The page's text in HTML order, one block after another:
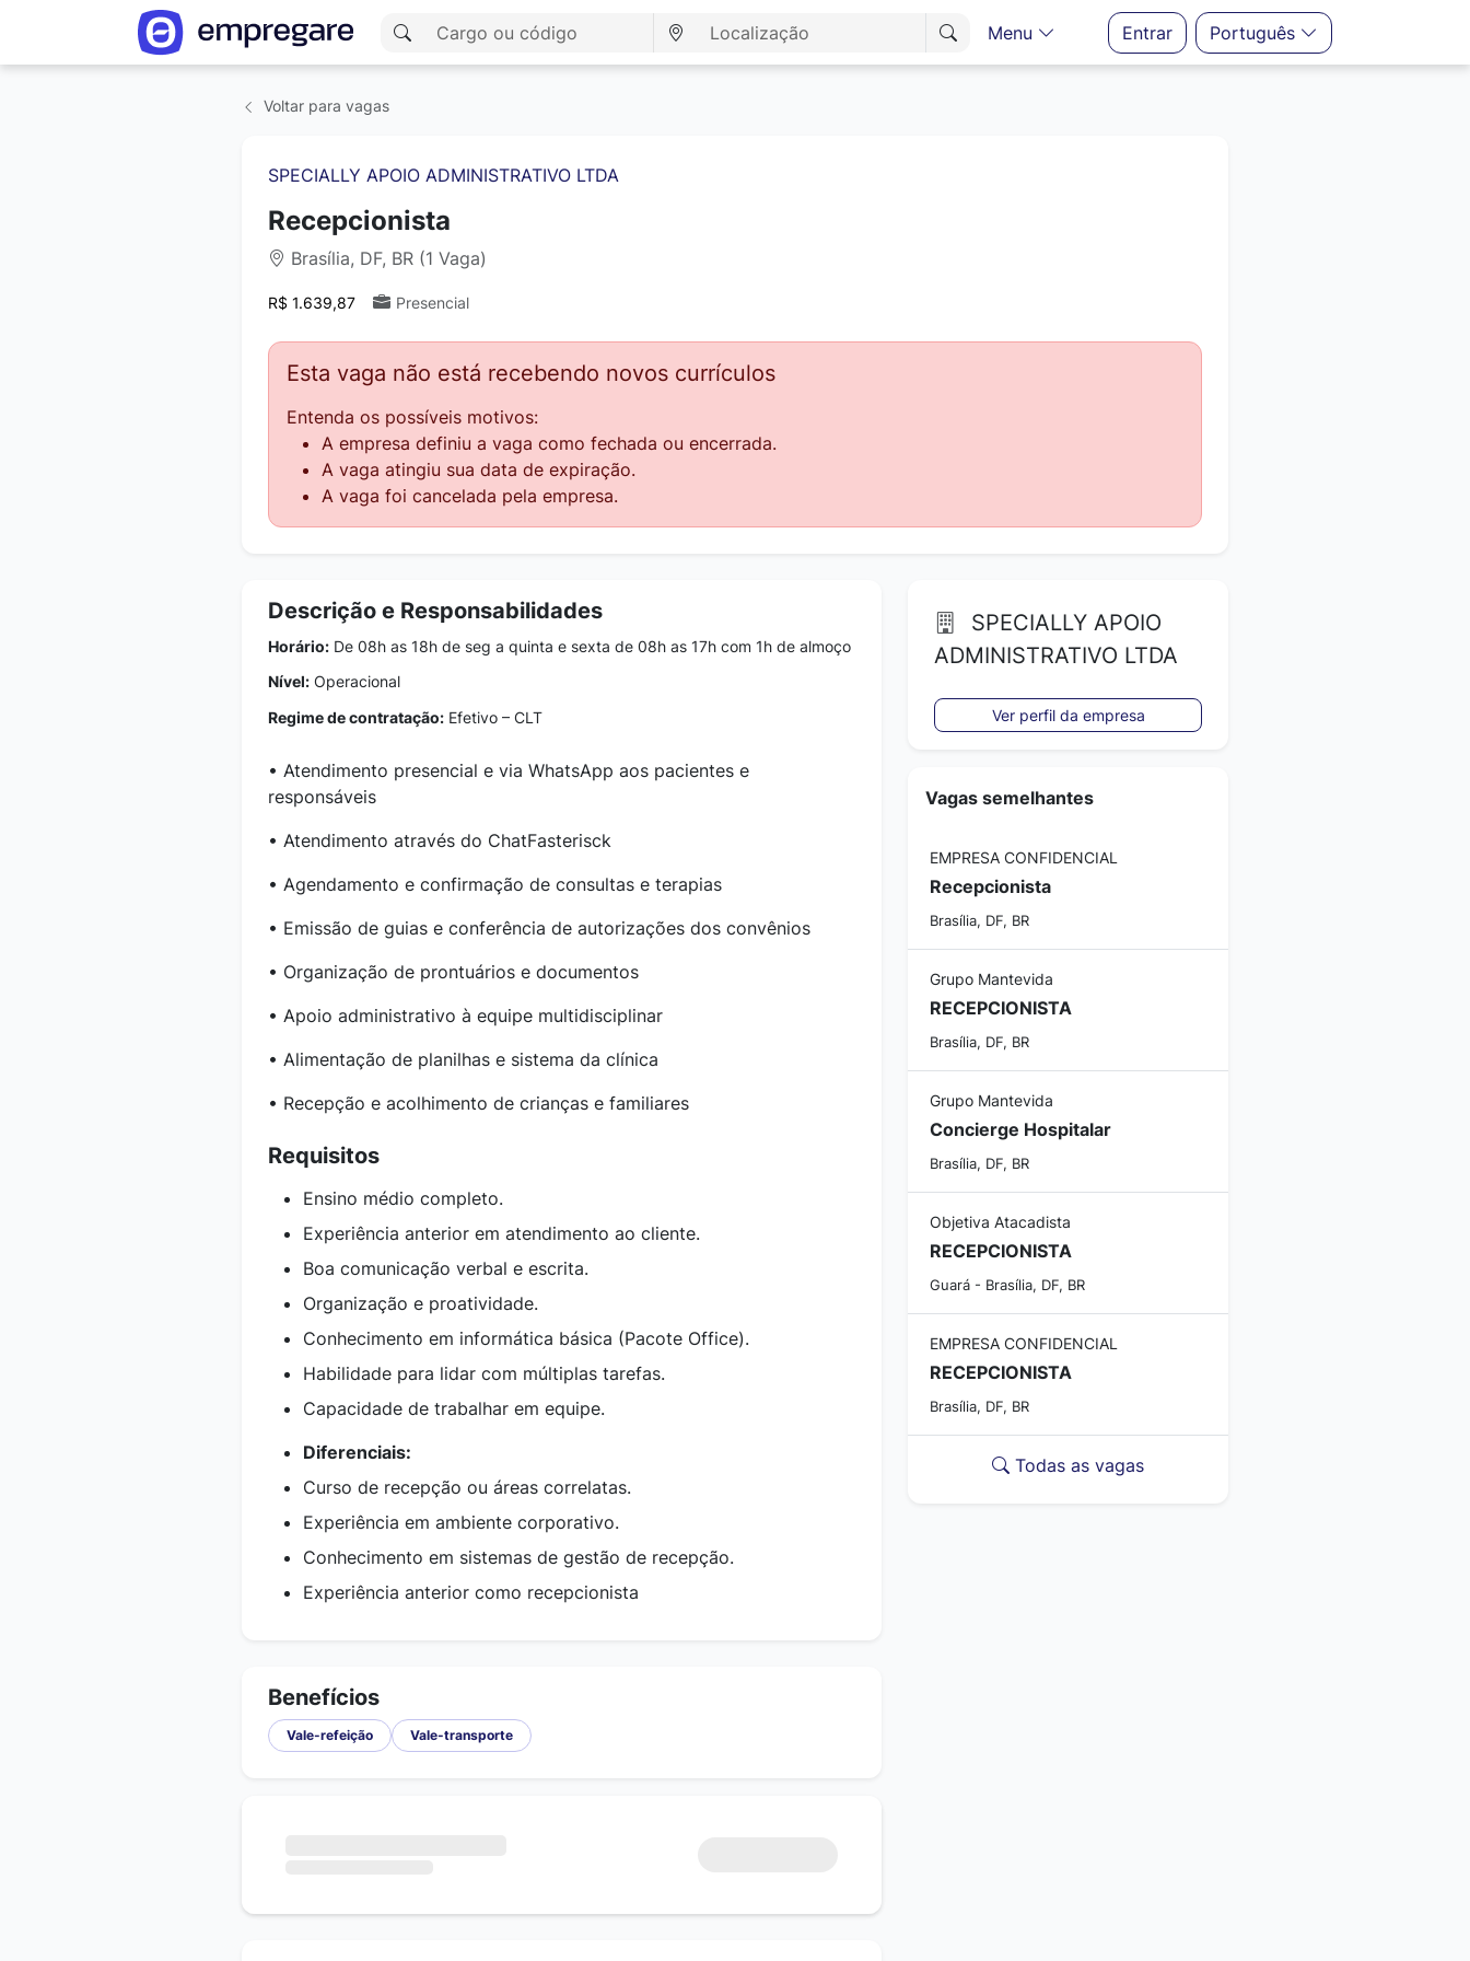
Menu Entrar Português
Voltar para vagas
SPECIALLY APOIO ADMINISTRATIVO LTDA
Recepcionista
Brasília, DF, BR (1 Vaga)
R$ 1.639,87 Presencial
Esta vaga não está recebendo novos currículos
Entenda os possíveis motivos:
A empresa definiu a vaga como fechada ou encerrada.
A vaga atingiu sua data de expiração.
A vaga foi cancelada pela empresa.
Descrição e Responsabilidades
Horário: De 08h as 18h de seg a quinta e sexta de 08h as 17h com 1h de almoço
Nível: Operacional
Regime de contratação: Efetivo – CLT
• Atendimento presencial e via WhatsApp aos pacientes e
responsáveis
• Atendimento através do ChatFasterisck
• Agendamento e confirmação de consultas e terapias
• Emissão de guias e conferência de autorizações dos convênios
• Organização de prontuários e documentos
• Apoio administrativo à equipe multidisciplinar
• Alimentação de planilhas e sistema da clínica
• Recepção e acolhimento de crianças e familiares
Requisitos
Ensino médio completo.
Experiência anterior em atendimento ao cliente.
Boa comunicação verbal e escrita.
Organização e proatividade.
Conhecimento em informática básica (Pacote Office).
Habilidade para lidar com múltiplas tarefas.
Capacidade de trabalhar em equipe.
Diferenciais:
Curso de recepção ou áreas correlatas.
Experiência em ambiente corporativo.
Conhecimento em sistemas de gestão de recepção.
Experiência anterior como recepcionista
Benefícios
Vale-refeição Vale-transporte
SPECIALLY APOIO
ADMINISTRATIVO LTDA
Ver perfil da empresa
Vagas semelhantes
EMPRESA CONFIDENCIAL
Recepcionista
Brasília, DF, BR
Grupo Mantevida
RECEPCIONISTA
Brasília, DF, BR
Grupo Mantevida
Concierge Hospitalar
Brasília, DF, BR
Objetiva Atacadista
RECEPCIONISTA
Guará - Brasília, DF, BR
EMPRESA CONFIDENCIAL
RECEPCIONISTA
Brasília, DF, BR
Todas as vagas